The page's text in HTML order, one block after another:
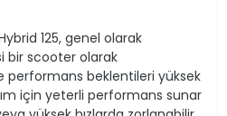
125, genel olarak
bir scooter olarak
performans beklentileri yüksek
için yeterli performans sunar